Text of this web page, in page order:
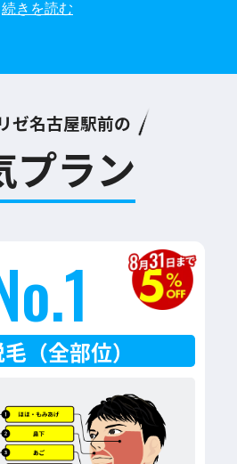
続きを読む
ゼ名古屋駅前の
プラン
（全部位）